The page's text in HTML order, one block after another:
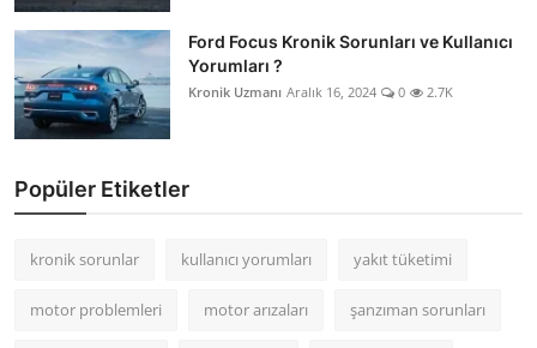
Ford Focus Kronik Sorunları ve Kullanıcı
Yorumları ?
Kronik Uzmanı Aralık 16, 2024 0 2.7K
Popüler Etiketler
kronik sorunlar kullanıcı yorumları yakıt tüketimi
motor problemleri motor arızaları şanzıman sorunları